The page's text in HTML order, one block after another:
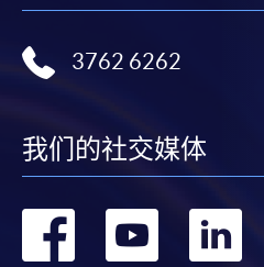
Mastercard卡」）缴付学费
享有十个月免息分期付款优
4. 网上缴费服务
别学历颁授课程提供网上报
网上使用「缴费灵」（不适
3762 6262
我们的社交媒体
转
转